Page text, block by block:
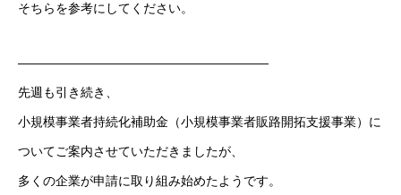
そちらを参考にしてください。
————————————————————
先週も引き続き、
小規模事業者持続化補助金（小規模事業者販路開拓支援事業）に
ついてご案内させていただきましたが、
多くの企業が申請に取り組み始めたようです。